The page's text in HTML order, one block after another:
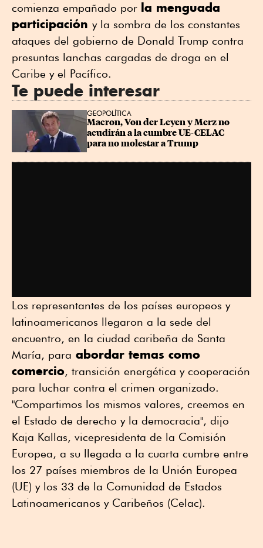
comienza empañado por la menguada
participación y la sombra de los constantes
ataques del gobierno de Donald Trump contra
presuntas lanchas cargadas de droga en el
Caribe y el Pacífico.
Te puede interesar
GEOPOLÍTICA
Macron, Von der Leyen y Merz no
acudirán a la cumbre UE-CELAC
para no molestar a Trump
Los representantes de los países europeos y
latinoamericanos llegaron a la sede del
encuentro, en la ciudad caribeña de Santa
María, para abordar temas como
comercio, transición energética y cooperación
para luchar contra el crimen organizado.
"Compartimos los mismos valores, creemos en
el Estado de derecho y la democracia", dijo
Kaja Kallas, vicepresidenta de la Comisión
Europea, a su llegada a la cuarta cumbre entre
los 27 países miembros de la Unión Europea
(UE) y los 33 de la Comunidad de Estados
Latinoamericanos y Caribeños (Celac).